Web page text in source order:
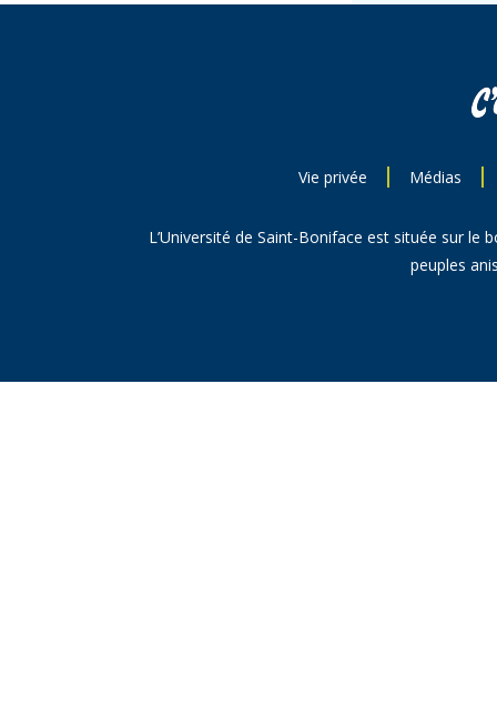
Vie privée Médias
L’Université de Saint-Boniface est située sur le
peuples